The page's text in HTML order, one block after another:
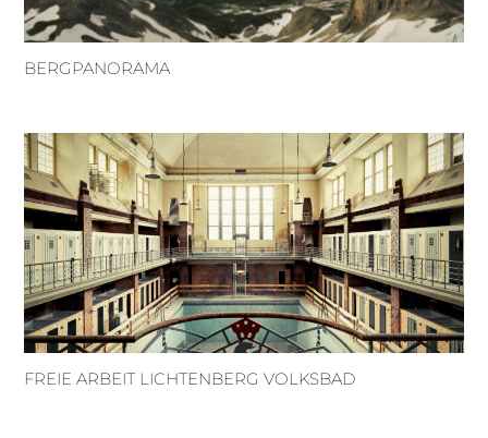
BERGPANORAMA
FREIE ARBEIT LICHTENBERG VOLKSBAD